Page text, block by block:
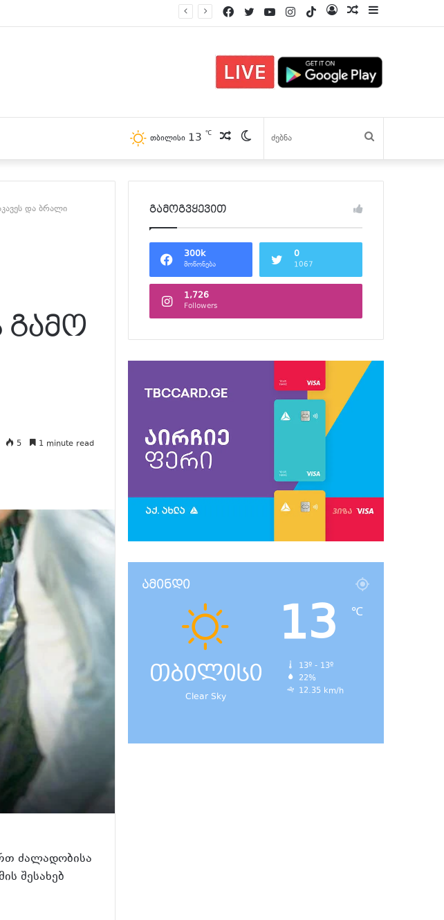
პოსტები
Log
TikTok
Instagram
YouTube
Twitter
Facebook
Switch
skin
პოსტები
თბილისი 13 ℃
და ბრალი
5 1 minute read
ძალადობისა
შესახებ
გამოგვყევით
300k
მოწონება
0
1067
1,726
Followers
ამინდი
თბილისი
Clear Sky
13 ℃
13º - 13º
22%
12.35 km/h